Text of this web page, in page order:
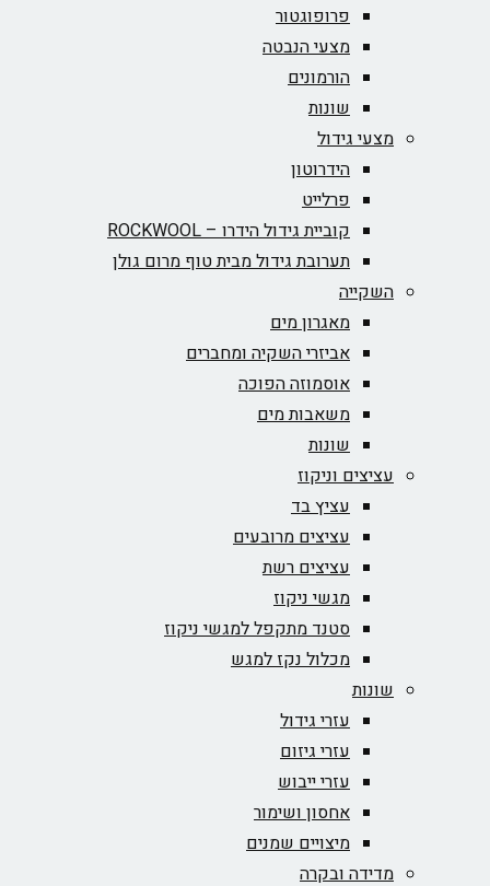
פרופוגטור
מצעי הנבטה
הורמונים
שונות
מצעי גידול
הידרוטון
פרלייט
קוביית גידול הידרו – ROCKWOOL‏
תערובת גידול מבית טוף מרום גולן
השקייה
מאגרון מים
אביזרי השקיה ומחברים
אוסמוזה הפוכה
משאבות מים
שונות
עציצים וניקוז
עציץ בד
עציצים מרובעים
עציצים רשת
מגשי ניקוז
סטנד מתקפל למגשי ניקוז
מכלול נקז למגש
שונות
עזרי גידול
עזרי גיזום
עזרי ייבוש
אחסון ושימור
מיצויים שמנים
מדידה ובקרה